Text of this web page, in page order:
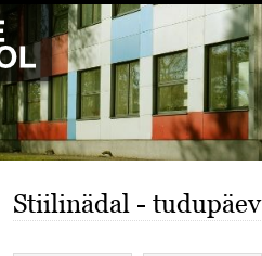
Stiilinädal - tudupäev